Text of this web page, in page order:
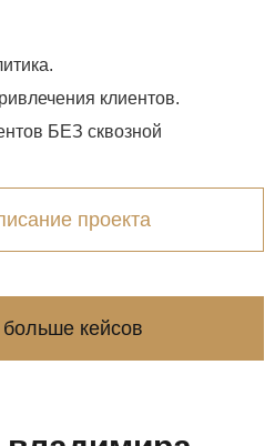
клиентов.
БЕЗ сквозной
проекта
кейсов